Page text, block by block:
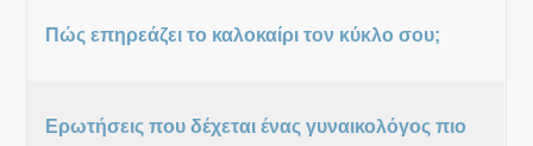
Πώς επηρεάζει το καλοκαίρι τον κύκλο σου;
Ερωτήσεις που δέχεται ένας γυναικολόγος πιο